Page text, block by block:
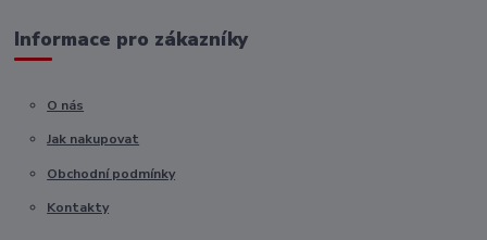
Informace pro zákazníky
O nás
Jak nakupovat
Obchodní podmínky
Kontakty